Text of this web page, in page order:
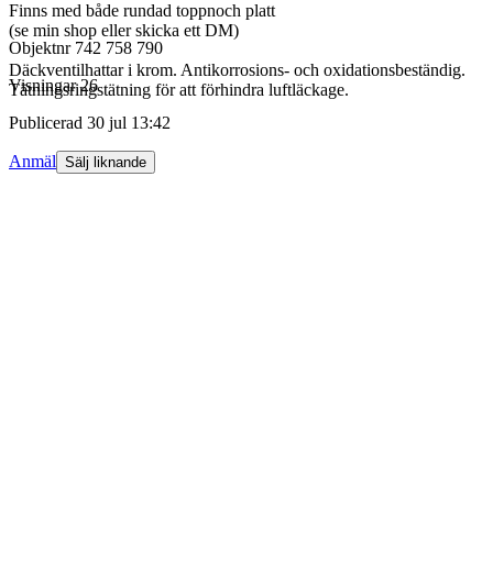
Finns med både rundad toppnoch platt
(se min shop eller skicka ett DM)
Däckventilhattar i krom. Antikorrosions- och oxidationsbeständig.
Tätningsringstätning för att förhindra luftläckage.
Objektnr 742 758 790
Visningar 26
Publicerad 30 jul 13:42
Anmäl Sälj liknande